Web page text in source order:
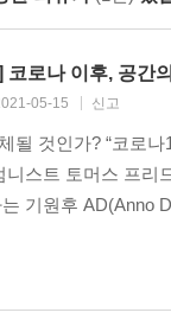
발코니는 규제 제
요가 있다. 이렇
한 도시, 다양한
에서 우리의 공간
층 간의 갈등을 줄
광범위한 공간에
코로나 이후, 공간
05-15 신고
될 것인가? “코로
니스트 토머스 프
기원후 AD(Anno